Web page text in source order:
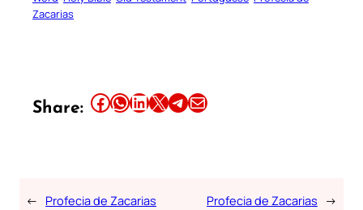
Zacarias
Share: Share this article on Facebook Share this article on WhatsApp Share this article on LinkedIn Share this article on X Share this article on TelegramEmail this Article
← Profecia de Zacarias
Profecia de Zacarias →